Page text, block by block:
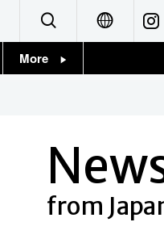
Français
More
from